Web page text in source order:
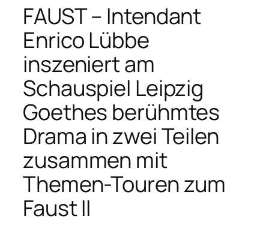
FAUST – Intendant
Enrico Lübbe
inszeniert am
Schauspiel Leipzig
Goethes berühmtes
Drama in zwei Teilen
zusammen mit
Themen-Touren zum
Faust II